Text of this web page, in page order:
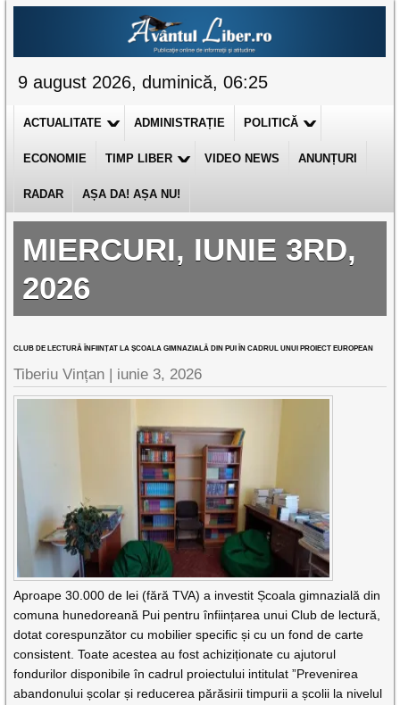
9 august 2026, duminică, 06:25
ACTUALITATE ADMINISTRAȚIE POLITICĂ
ECONOMIE TIMP LIBER VIDEO NEWS ANUNȚURI
RADAR AȘA DA! AȘA NU!
MIERCURI, IUNIE 3RD,
2026
CLUB DE LECTURĂ ÎNFIINȚAT LA ȘCOALA GIMNAZIALĂ DIN PUI ÎN CADRUL UNUI PROIECT EUROPEAN
Tiberiu Vințan | iunie 3, 2026
Aproape 30.000 de lei (fără TVA) a investit Școala gimnazială din
comuna hunedoreană Pui pentru înființarea unui Club de lectură,
dotat corespunzător cu mobilier specific și cu un fond de carte
consistent. Toate acestea au fost achiziționate cu ajutorul
fondurilor disponibile în cadrul proiectului intitulat ”Prevenirea
abandonului școlar și reducerea părăsirii timpurii a școlii la nivelul